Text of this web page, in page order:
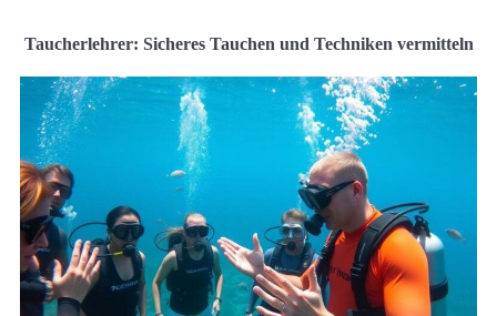
Taucherlehrer: Sicheres Tauchen und Techniken vermitteln